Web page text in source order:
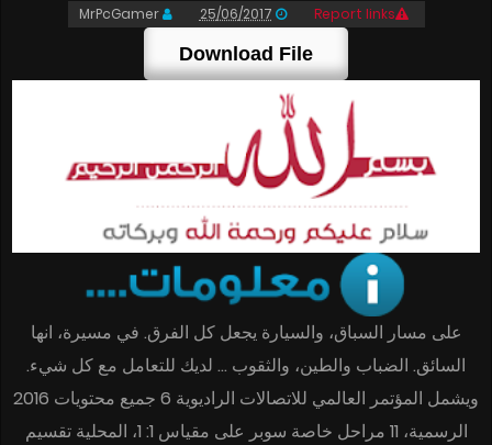
MrPcGamer 25/06/2017 Report links
Download File
على مسار السباق، والسيارة يجعل كل الفرق. في مسيرة، انها
السائق. الضباب والطين، والثقوب … لديك للتعامل مع كل شيء.
ويشمل المؤتمر العالمي للاتصالات الراديوية 6 جميع محتويات 2016
الرسمية، 11 مراحل خاصة سوبر على مقياس 1: 1، المحلية تقسيم